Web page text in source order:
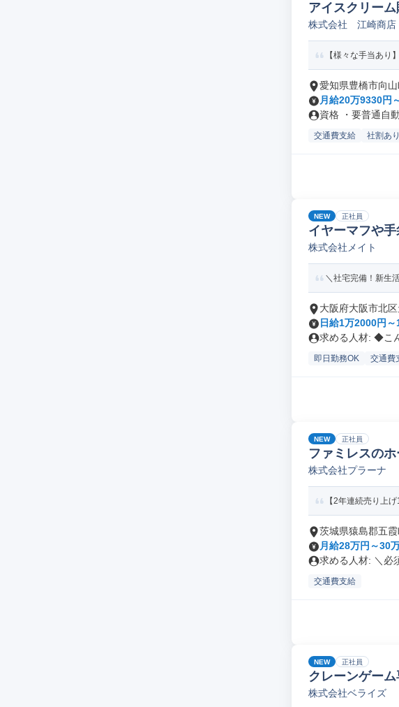
アイスクリー
株式会社 江崎商店
【様々な手当あり
愛知県豊橋市向
月給20万9330円
資格 ・要普通自
交通費支給 社割あり
NEW 正社員
イヤーマフや
株式会社メイト
＼社宅完備！新生
大阪府大阪市北
日給1万2000円
求める人材: ◆こ
即日勤務OK 交通費
NEW 正社員
ファミレスの
株式会社プラーナ
【2年連続売り上
茨城県猿島郡五
月給28万円～30
求める人材: ＼必
交通費支給
NEW 正社員
クレーンゲー
株式会社ベライズ